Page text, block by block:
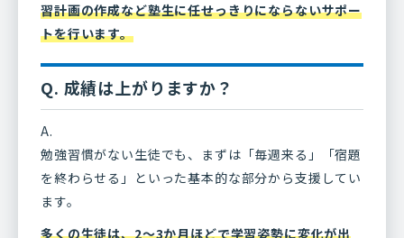
習計画の作成など塾生に任せっきりにならないサポー
トを行います。
Q. 成績は上がりますか？
A.
勉強習慣がない生徒でも、まずは「毎週来る」「宿題
を終わらせる」といった基本的な部分から支援してい
ます。
多くの生徒は、2〜3か月ほどで学習姿勢に変化が出